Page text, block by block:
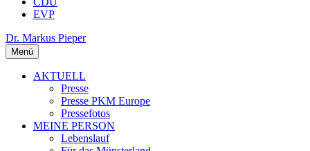
EVP
Dr. Markus Pieper
Menü
AKTUELL
Presse
Presse PKM Europe
Pressefotos
MEINE PERSON
Lebenslauf